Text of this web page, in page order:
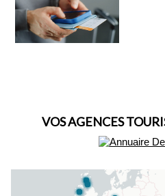
VOS AGENCES